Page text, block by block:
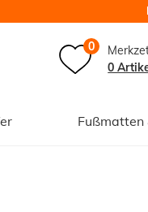
0
0
Fußmatten